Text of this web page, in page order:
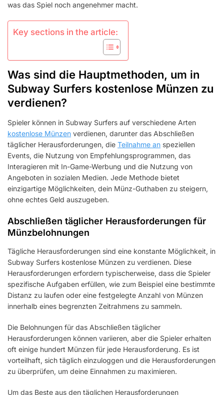
was das Spiel noch angenehmer macht.
Key sections in the article:
Was sind die Hauptmethoden, um in
Subway Surfers kostenlose Münzen zu
verdienen?
Spieler können in Subway Surfers auf verschiedene Arten
kostenlose Münzen verdienen, darunter das Abschließen
täglicher Herausforderungen, die Teilnahme an speziellen
Events, die Nutzung von Empfehlungsprogrammen, das
Interagieren mit In-Game-Werbung und die Nutzung von
Angeboten in sozialen Medien. Jede Methode bietet
einzigartige Möglichkeiten, dein Münz-Guthaben zu steigern,
ohne echtes Geld auszugeben.
Abschließen täglicher Herausforderungen für
Münzbelohnungen
Tägliche Herausforderungen sind eine konstante Möglichkeit, in
Subway Surfers kostenlose Münzen zu verdienen. Diese
Herausforderungen erfordern typischerweise, dass die Spieler
spezifische Aufgaben erfüllen, wie zum Beispiel eine bestimmte
Distanz zu laufen oder eine festgelegte Anzahl von Münzen
innerhalb eines begrenzten Zeitrahmens zu sammeln.
Die Belohnungen für das Abschließen täglicher
Herausforderungen können variieren, aber die Spieler erhalten
oft einige hundert Münzen für jede Herausforderung. Es ist
vorteilhaft, sich täglich einzuloggen und die Herausforderungen
zu überprüfen, um deine Einnahmen zu maximieren.
Um das Beste aus den täglichen Herausforderungen